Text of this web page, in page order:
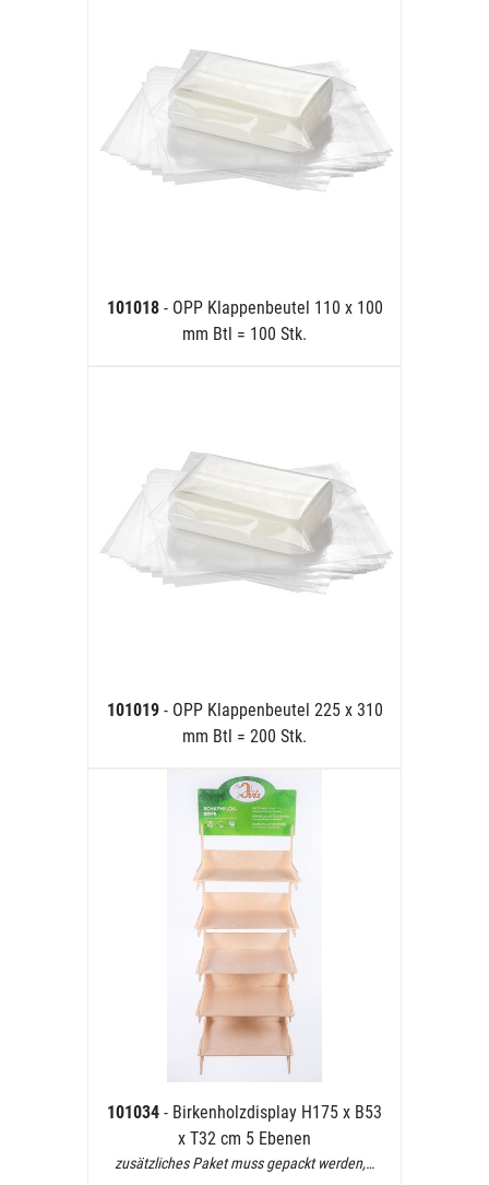
101018 - OPP Klappenbeutel 110 x 100
mm Btl = 100 Stk.
101019 - OPP Klappenbeutel 225 x 310
mm Btl = 200 Stk.
101034 - Birkenholzdisplay H175 x B53
x T32 cm 5 Ebenen
zusätzliches Paket muss gepackt werden,…